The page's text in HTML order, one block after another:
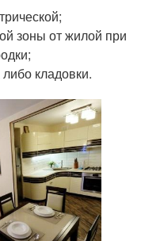
зоны от жилой при
кладовки.